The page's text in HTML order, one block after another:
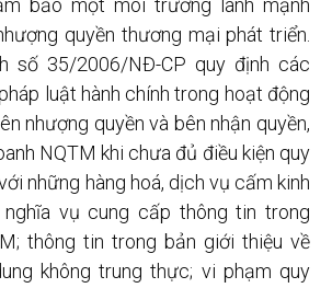
bảo một môi trường lành mạnh
quyền thương mại phát triển.
số 35/2006/NĐ-CP quy định các
luật hành chính trong hoạt động
nhượng quyền và bên nhận quyền,
NQTM khi chưa đủ điều kiện quy
những hàng hoá, dịch vụ cấm kinh
nghĩa vụ cung cấp thông tin trong
thông tin trong bản giới thiệu về
không trung thực; vi phạm quy